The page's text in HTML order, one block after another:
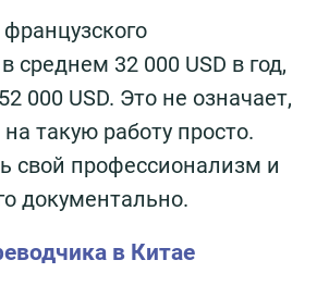
среднем 32 000 USD в год,
000 USD. Это не означает,
на такую работу просто.
свой профессионализм и
документально.
в Китае